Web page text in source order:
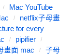
Mac YouTube
netflix子母畫
for every
pipifier
畫面 mac
子母